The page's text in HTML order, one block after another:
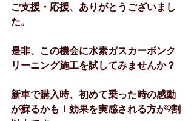
ご支援・応援、ありがとうございまし
た。
是非、この機会に水素ガスカーボンク
リーニング施工を試してみませんか？
新車で購入時、初めて乗った時の感動
が蘇るかも！効果を実感される方が9割